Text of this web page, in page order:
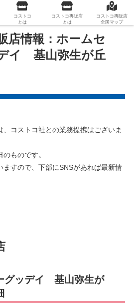
店情報：ホームセ
イ 基山弥生が丘
コストコ社との業務提携はございま
ものです。
ますので、下部にSNSがあれば最新情
グッデイ 基山弥生が
コストコ
とは
コストコ再販店
とは
コストコ再販店
全国マップ